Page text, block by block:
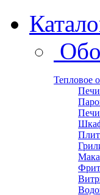
Тепловое